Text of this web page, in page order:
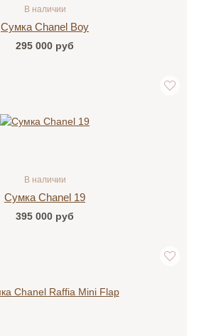
В наличии
Сумка Chanel Boy
295 000 руб
В наличии
Сумка Chanel 19
395 000 руб